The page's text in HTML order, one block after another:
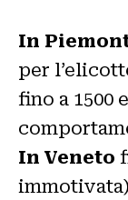
In
per
fino a 1500
In Veneto